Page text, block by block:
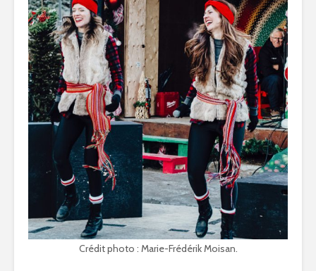
Crédit photo : Marie-Frédérik Moisan.